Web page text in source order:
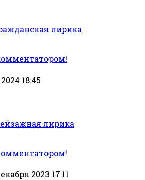
лирика
18:45
лирика
2023 17:11